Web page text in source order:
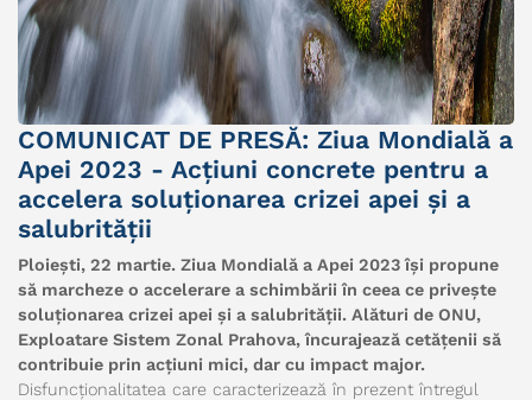
COMUNICAT DE PRESĂ: Ziua Mondială a
Apei 2023 - Acțiuni concrete pentru a
accelera soluționarea crizei apei și a
salubrității
Ploiești, 22 martie. Ziua Mondială a Apei 2023 își propune
să marcheze o accelerare a schimbării în ceea ce privește
soluționarea crizei apei și a salubrității. Alături de ONU,
Exploatare Sistem Zonal Prahova, încurajează cetățenii să
contribuie prin acțiuni mici, dar cu impact major.
Disfuncționalitatea care caracterizează în prezent întregul